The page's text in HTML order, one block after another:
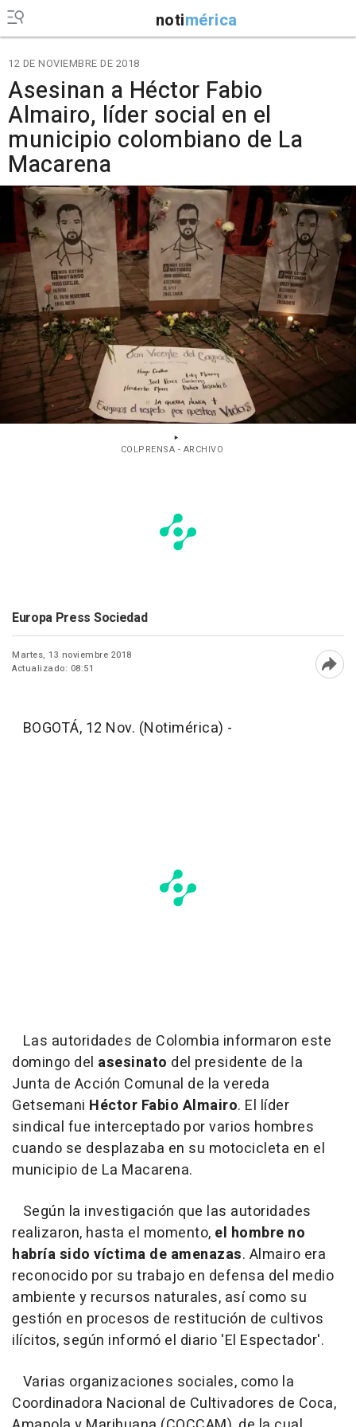
notimérica
12 DE NOVIEMBRE DE 2018
Asesinan a Héctor Fabio
Almairo, líder social en el
municipio colombiano de La
Macarena
COLPRENSA - ARCHIVO
Europa Press Sociedad
Martes, 13 noviembre 2018
Actualizado: 08:51
BOGOTÁ, 12 Nov. (Notimérica) -
Las autoridades de Colombia informaron este
domingo del asesinato del presidente de la
Junta de Acción Comunal de la vereda
Getsemani Héctor Fabio Almairo. El líder
sindical fue interceptado por varios hombres
cuando se desplazaba en su motocicleta en el
municipio de La Macarena.
Según la investigación que las autoridades
realizaron, hasta el momento, el hombre no
habría sido víctima de amenazas. Almairo era
reconocido por su trabajo en defensa del medio
ambiente y recursos naturales, así como su
gestión en procesos de restitución de cultivos
ilícitos, según informó el diario 'El Espectador'.
Varias organizaciones sociales, como la
Coordinadora Nacional de Cultivadores de Coca,